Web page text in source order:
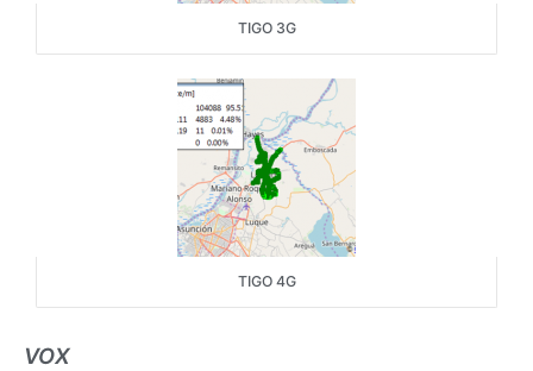
TIGO 3G
TIGO 4G
VOX